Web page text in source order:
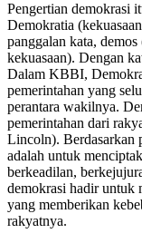
Pengertian demokrasi
Demokratia
panggalan kata,
kekuasaan). Dengan
Dalam KBBI,
pemerintahan yang
perantara wakilnya.
pemerintahan dari
Lincoln). Berdasarkan
adalah untuk
berkeadilan,
demokrasi hadir untuk
yang memberikan
rakyatnya.